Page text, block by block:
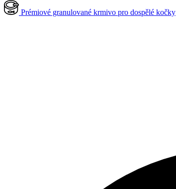
Prémiové granulované krmivo pro dospělé kočky